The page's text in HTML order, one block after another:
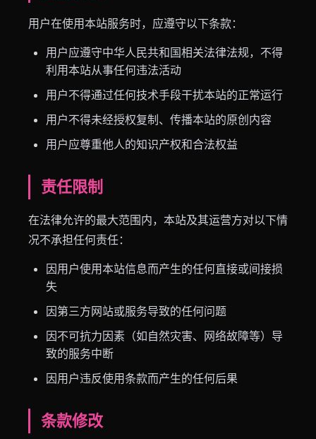
用户在使用本站服务时，应遵守以下条款：
用户应遵守中华人民共和国相关法律法规，不得
利用本站从事任何违法活动
用户不得通过任何技术手段干扰本站的正常运行
用户不得未经授权复制、传播本站的原创内容
用户应尊重他人的知识产权和合法权益
责任限制
在法律允许的最大范围内，本站及其运营方对以下情
况不承担任何责任：
因用户使用本站信息而产生的任何直接或间接损
失
因第三方网站或服务导致的任何问题
因不可抗力因素（如自然灾害、网络故障等）导
致的服务中断
因用户违反使用条款而产生的任何后果
条款修改